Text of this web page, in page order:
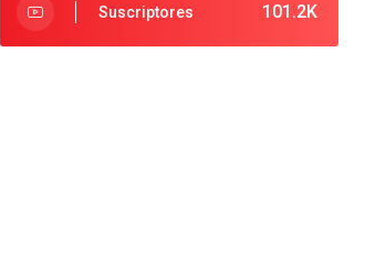
101.2K
Suscriptores